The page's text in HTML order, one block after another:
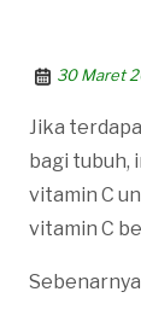
30 Maret
Jika
bagi tubuh,
vitamin C
vitamin C